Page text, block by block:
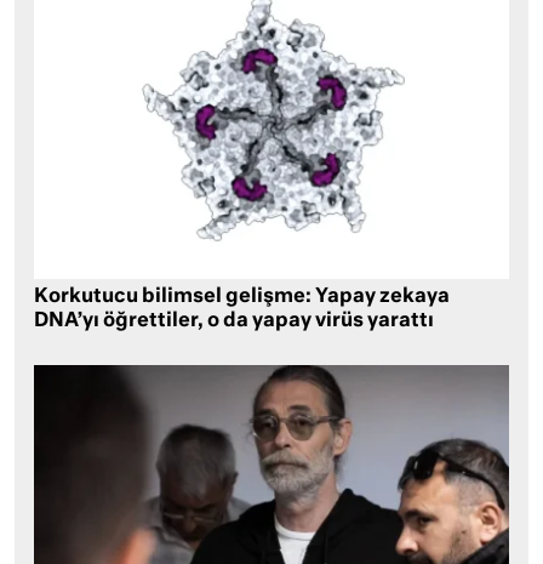
Korkutucu bilimsel gelişme: Yapay zekaya
DNA’yı öğrettiler, o da yapay virüs yarattı